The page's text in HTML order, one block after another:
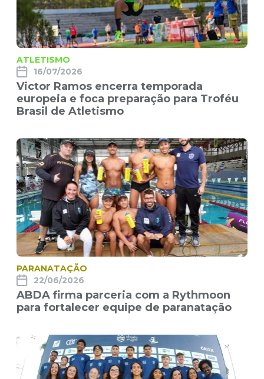
ATLETISMO
16/07/2026
Victor Ramos encerra temporada
europeia e foca preparação para Troféu
Brasil de Atletismo
PARANATAÇÃO
22/06/2026
ABDA firma parceria com a Rythmoon
para fortalecer equipe de paranatação